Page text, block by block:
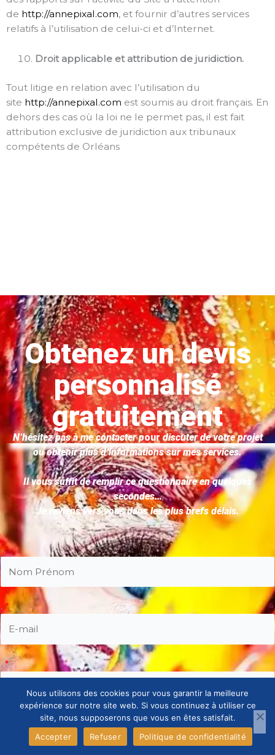
de http://annepixal.com, et fournir d’autres services
relatifs à l’utilisation de celui-ci et d’Internet.
Droit applicable et attribution de juridiction.
Tout litige en relation avec l’utilisation du
site http://annepixal.com est soumis au droit français. En
dehors des cas où la loi ne le permet pas, il est fait
attribution exclusive de juridiction aux tribunaux
compétents de Orléans
Obtenez un devis
personnalisé
gratuitement
N’hésitez pas à me contacter pourdiscuter de votre projet
ou obtenir plus d’informations sur mes services.
Il vous suffit de remplir ce questionnaire en quelques
secondes…
Je reviens vers vous dans les plus brefs délais.
.*
. *
. *
Nous utilisons des cookies pour vous garantir la meilleure
expérience sur notre site web. Si vous continuez à utiliser ce
site, nous supposerons que vous en êtes satisfait.
Accepter
Refuser Politique de confidentialité